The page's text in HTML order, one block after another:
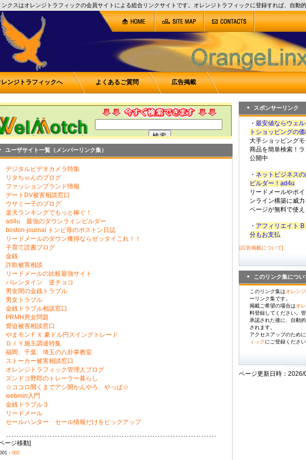
ンクスはオレンジトラフィックの会員サイトによる総合リンクサイトです。オレンジトラフィックに登録すれば、自動
ンジトラフィックへ よくあるご質問 広告掲載
ユーザサイト一覧（メンバーリンク集）
デジタルビデオカメラ特集
リタちゃんのブログ
ファッションブランド情報
デートDV被害相談窓口
ウサミー子のブログ
楽天ランキングでもっと稼ぐ！
ad4u 最強のダウンラインビルダー
boston-journal トンビ母のボストン日誌
リードメールのダウン獲得ならゼッタイこれ！！
子育て読書ブログ
金銭
詐欺被害相談
リードメールの比較最強サイト
バレンタイン 逆チョコ
男女間の金銭トラブル
男女トラブル
金銭トラブル相談窓口
PRMH男女問題
脅迫被害相談窓口
やまモンＦＸ 豪ドル円スイングトレード
ＤＩＹ施主調達特集
福岡、千葉、埼玉の八卦掌教室
ストーカー被害相談窓口
オレンジトラフィック管理人ブログ
ズンドコ野郎のトレーラー暮らし
☆ココロ開くまでアシ開かんやろ、やっぱ☆
webmin入門
金銭トラブル３
リードメール
セールハンター セール情報だけをピックアップ
ージ移動]
001 - 002
スポンサーリンク
・ 最安値ならウェ
トショッピングの
大手ショッピング
商品を簡単検索！
公開中
・ ネットビジネス
ビルダー！ad4u
リードメールやポ
ンライン構築に威
ページが無料で使え
・ アフィリエイト
分もお支払
[広告掲載について]
このリンク集につい
このリンク集はオレン
ーリンク集です。
掲載ご希望の場合はオ
料登録してください。
承認された後に、自動
されます。
アクセスアップのため
ィックにご登録ください
ページ更新日時：2026/